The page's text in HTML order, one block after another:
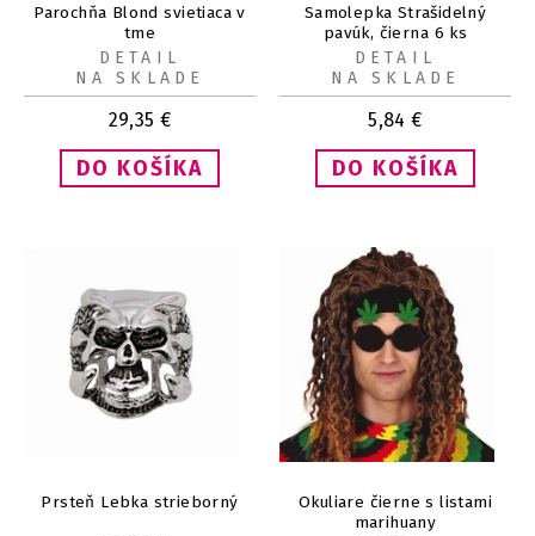
Parochňa Blond svietiaca v
tme
29,35 €
DETAIL
NA SKLADE
Samolepka Strašidelný
pavúk, čierna 6 ks
5,84 €
DETAIL
NA SKLADE
Prsteň Lebka strieborný
Okuliare čierne s listami
marihuany